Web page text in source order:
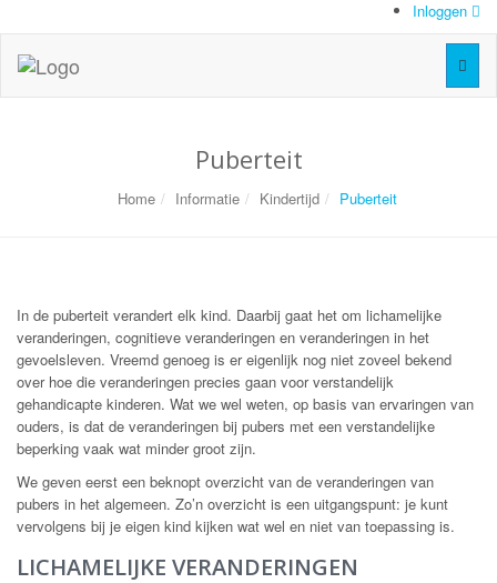
Inloggen
Puberteit
Home Informatie Kindertijd Puberteit
In de puberteit verandert elk kind. Daarbij gaat het om lichamelijke
veranderingen, cognitieve veranderingen en veranderingen in het
gevoelsleven. Vreemd genoeg is er eigenlijk nog niet zoveel bekend
over hoe die veranderingen precies gaan voor verstandelijk
gehandicapte kinderen. Wat we wel weten, op basis van ervaringen van
ouders, is dat de veranderingen bij pubers met een verstandelijke
beperking vaak wat minder groot zijn.
We geven eerst een beknopt overzicht van de veranderingen van
pubers in het algemeen. Zo’n overzicht is een uitgangspunt: je kunt
vervolgens bij je eigen kind kijken wat wel en niet van toepassing is.
LICHAMELIJKE VERANDERINGEN